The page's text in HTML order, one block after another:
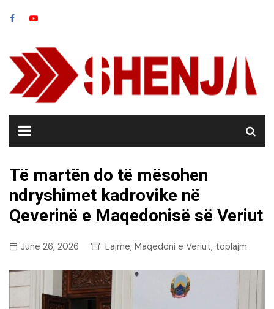
Të martën do të mësohen
ndryshimet kadrovike në
Qeverinë e Maqedonisë së Veriut
June 26, 2026 Lajme, Maqedoni e Veriut, toplajm